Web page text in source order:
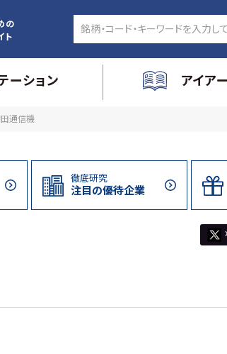
の
ト
ーション アイア
田通信機
徹底研究
注目の優待企業